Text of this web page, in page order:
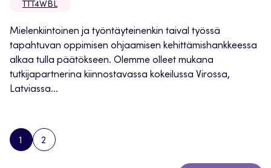
TTT4WBL
Mielenkiintoinen ja työntäyteinenkin taival työssä
tapahtuvan oppimisen ohjaamisen kehittämishankkeessa
alkaa tulla päätökseen. Olemme olleet mukana
tutkijapartnerina kiinnostavassa kokeilussa Virossa,
Latviassa...
PAGE
1
PAGE
2